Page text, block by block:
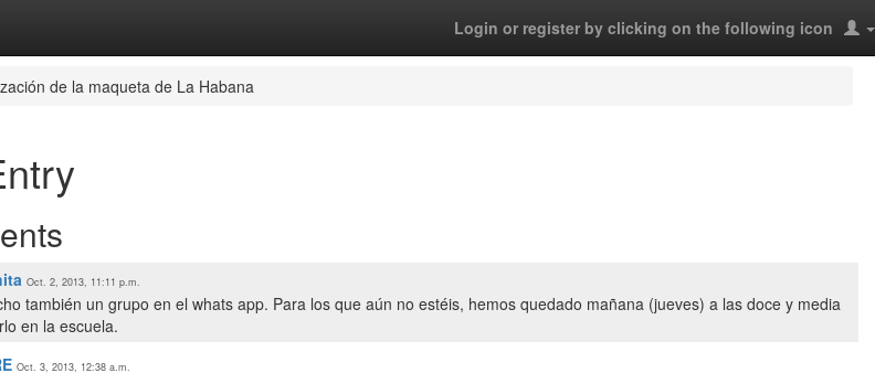
Login or register by clicking on the following icon
de la maqueta de La Habana
Oct. 2, 2013, 11:11 p.m.
también un grupo en el whats app. Para los que aún no estéis, hemos quedado mañana (jueves) a las doce y media
en la escuela.
Oct. 3, 2013, 12:38 a.m.